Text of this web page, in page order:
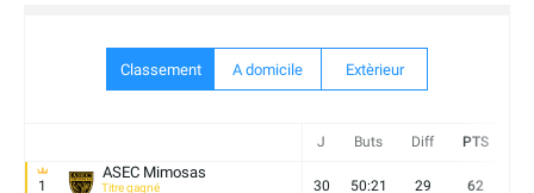
Classement A domicile Extèrieur
J Buts Diff PTS
1
ASEC Mimosas
Titre gagné
30 50:21 29 62